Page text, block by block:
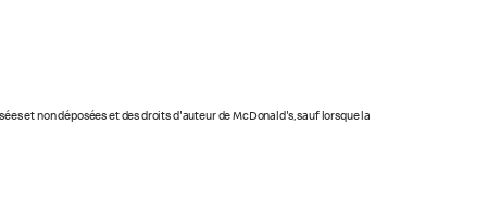
et non déposées et des droits d'auteur de McDonald's, sauf lorsque la